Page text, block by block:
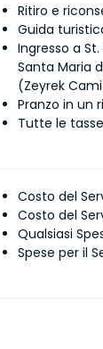
Ritiro e
Guida
Ingresso a
Santa Maria
(Zeyrek
Pranzo in un
Tutte le
Costo del
Costo del
Qualsiasi
Spese per il